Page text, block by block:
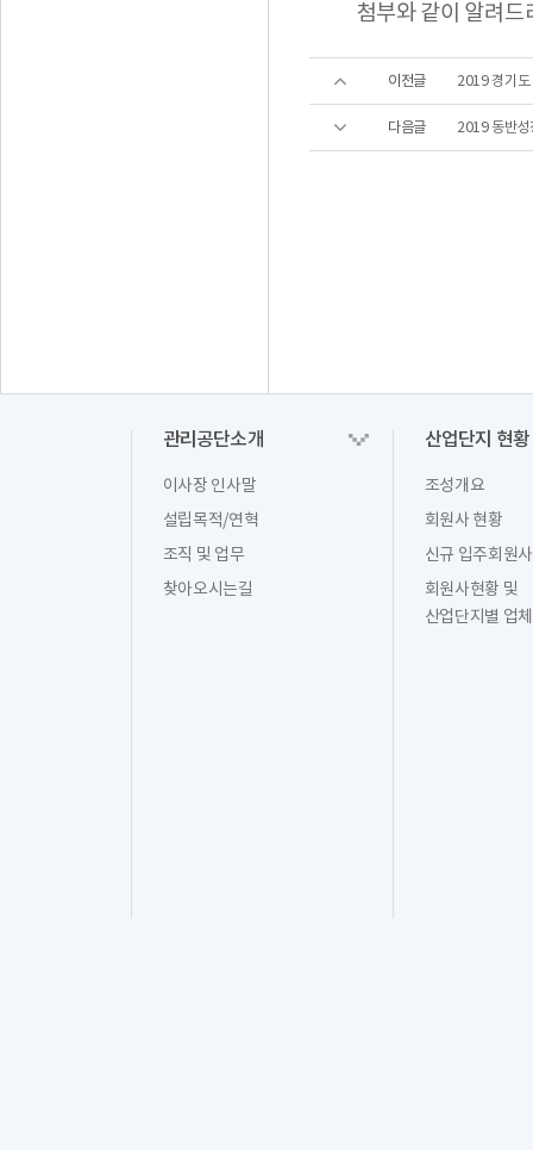
첨부와 같이 알려드
이전글 2019 경기도
다음글 2019 동반성
관리공단소개
이사장 인사말
설립목적/연혁
조직 및 업무
찾아오시는길
산업단지 현황
조성개요
회원사 현황
신규 입주회원사
회원사현황 및
산업단지별 업